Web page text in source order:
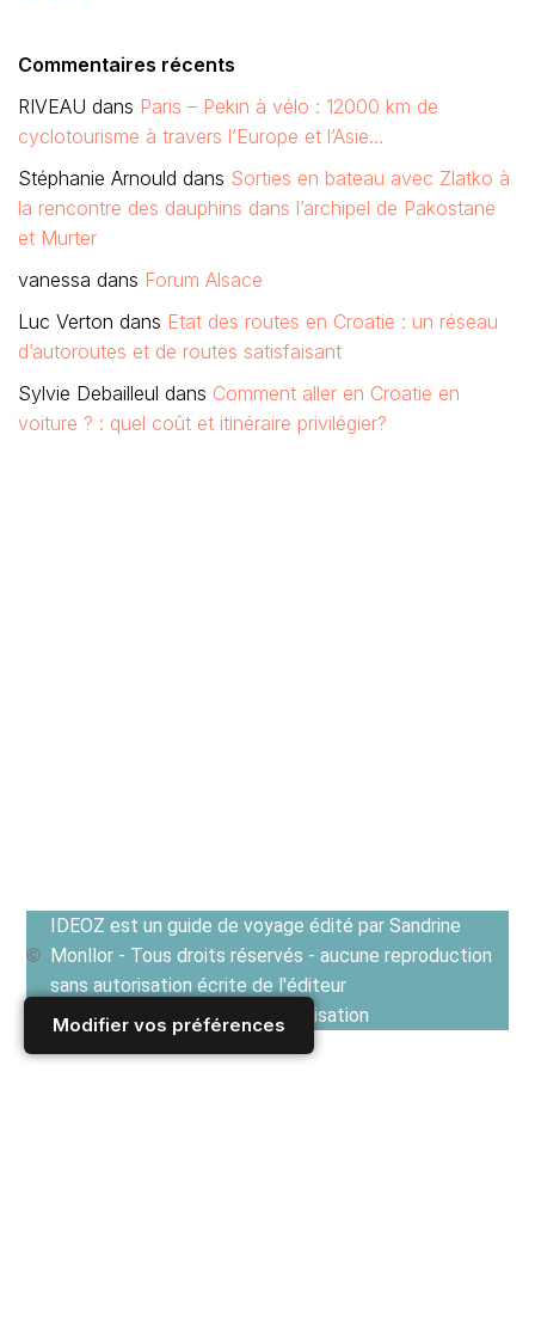
Modifier vos préférences
Commentaires récents
RIVEAU dans Paris – Pekin à vélo : 12000 km de
cyclotourisme à travers l’Europe et l’Asie…
Stéphanie Arnould dans Sorties en bateau avec Zlatko à
la rencontre des dauphins dans l’archipel de Pakostane
et Murter
vanessa dans Forum Alsace
Luc Verton dans Etat des routes en Croatie : un réseau
d’autoroutes et de routes satisfaisant
Sylvie Debailleul dans Comment aller en Croatie en
voiture ? : quel coût et itinéraire privilégier?
IDEOZ est un guide de voyage édité par Sandrine
Monllor - Tous droits réservés - aucune reproduction
sans autorisation écrite de l'éditeur
Voir les Conditions générales d'utilisation